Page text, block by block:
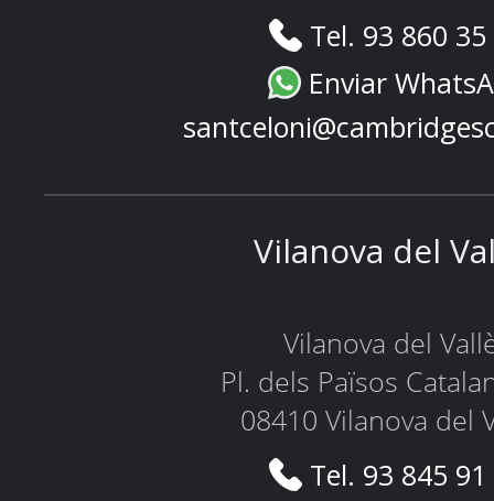
Tel. 93 860
Enviar
Vilanova del
Vilanova del
Pl. dels Països
08410 Vilanova del
Tel. 93 845